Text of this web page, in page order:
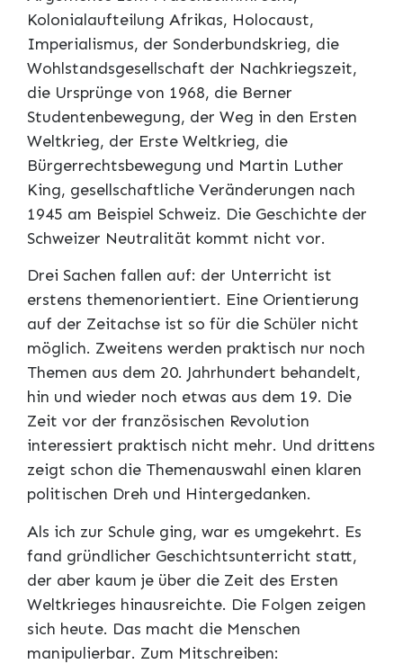
Kolonialaufteilung Afrikas, Holocaust,
Imperialismus, der Sonderbundskrieg, die
Wohlstandsgesellschaft der Nachkriegszeit,
die Ursprünge von 1968, die Berner
Studentenbewegung, der Weg in den Ersten
Weltkrieg, der Erste Weltkrieg, die
Bürgerrechtsbewegung und Martin Luther
King, gesellschaftliche Veränderungen nach
1945 am Beispiel Schweiz. Die Geschichte der
Schweizer Neutralität kommt nicht vor.
Drei Sachen fallen auf: der Unterricht ist
erstens themenorientiert. Eine Orientierung
auf der Zeitachse ist so für die Schüler nicht
möglich. Zweitens werden praktisch nur noch
Themen aus dem 20. Jahrhundert behandelt,
hin und wieder noch etwas aus dem 19. Die
Zeit vor der französischen Revolution
interessiert praktisch nicht mehr. Und drittens
zeigt schon die Themenauswahl einen klaren
politischen Dreh und Hintergedanken.
Als ich zur Schule ging, war es umgekehrt. Es
fand gründlicher Geschichtsunterricht statt,
der aber kaum je über die Zeit des Ersten
Weltkrieges hinausreichte. Die Folgen zeigen
sich heute. Das macht die Menschen
manipulierbar. Zum Mitschreiben: